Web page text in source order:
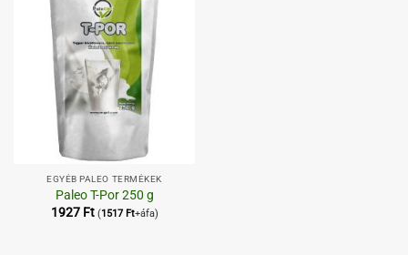
EGYÉB PALEO TERMÉKEK
Paleo T-Por 250 g
1927 Ft (1517 Ft+áfa)